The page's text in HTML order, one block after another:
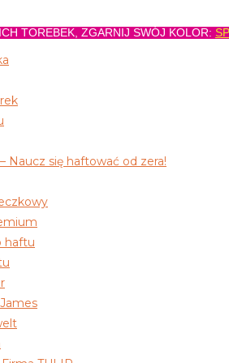
TOREBEK, ZGARNIJ SWÓJ KOLOR:
Naucz się haftować od zera!
haftu